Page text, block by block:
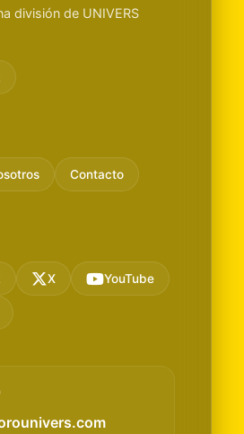
división de UNIVERS
Contacto
X YouTube